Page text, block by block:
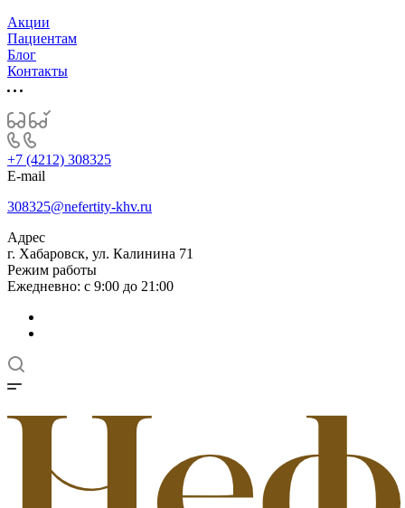
Акции
Пациентам
Блог
Контакты
+7 (4212) 308325
E-mail
308325@nefertity-khv.ru
Адрес
г. Хабаровск, ул. Калинина 71
Режим работы
Ежедневно: с 9:00 до 21:00